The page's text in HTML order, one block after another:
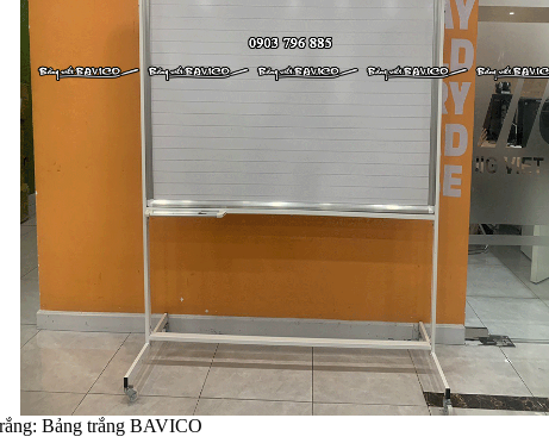
Bảng trắng BAVICO